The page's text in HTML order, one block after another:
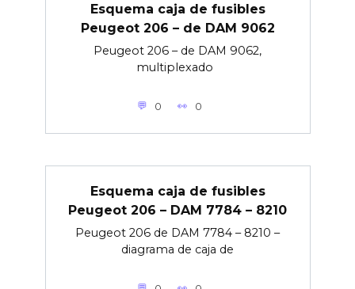
Esquema caja de fusibles
Peugeot 206 – de DAM 9062
Peugeot 206 – de DAM 9062,
multiplexado
0 0
Esquema caja de fusibles
Peugeot 206 – DAM 7784 – 8210
Peugeot 206 de DAM 7784 – 8210 –
diagrama de caja de